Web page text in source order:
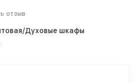
отзыв
Духовые шкафы